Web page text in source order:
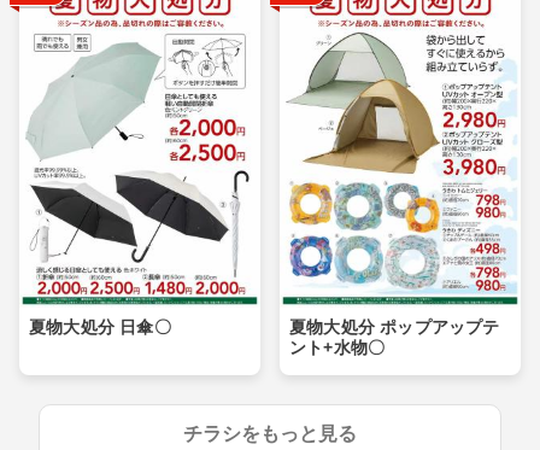
夏物大処分 日傘〇
夏物大処分 ポップアップテ
ント+水物〇
チラシをもっと見る